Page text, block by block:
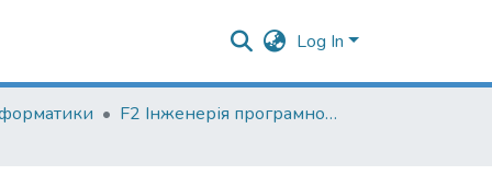
Log In
F2 Інженерія програмного забезпечення